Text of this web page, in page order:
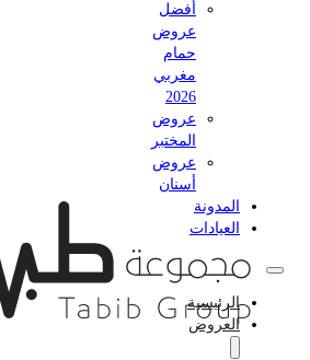
أفضل
عروض
حمام
مغربي
عروض
المختبر
عروض
أسنان
المدونة
العيادات
الرئيسية
العروض